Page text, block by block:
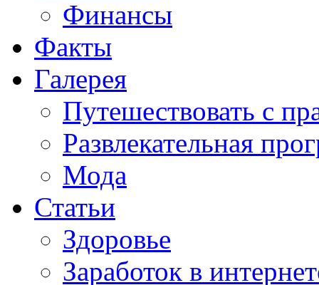
Финансы
Факты
Галерея
Путешествовать с
Развлекательная
Мода
Статьи
Здоровье
Заработок в